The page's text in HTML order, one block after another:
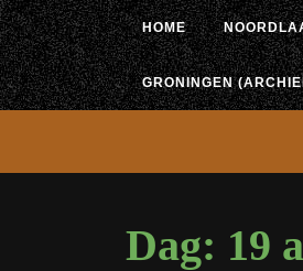
Ga
naar
de
inhoud
HOME
GRONINGEN
Dag: 19